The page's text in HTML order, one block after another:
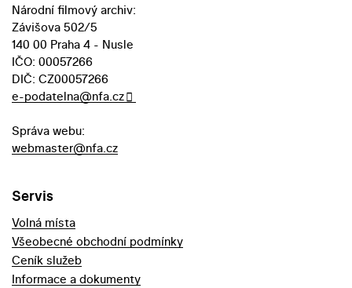
Národní filmový archiv:
Závišova 502/5
140 00 Praha 4 - Nusle
IČO: 00057266
DIČ: CZ00057266
e-podatelna@nfa.cz
Správa webu:
webmaster@nfa.cz
Servis
Volná místa
Všeobecné obchodní podmínky
Ceník služeb
Informace a dokumenty